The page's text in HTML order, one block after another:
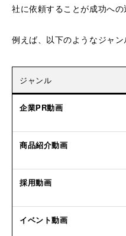
社に依頼することが成功への
例えば、以下のようなジャ
ジャンル
企業PR動画
商品紹介動画
採用動画
イベント動画